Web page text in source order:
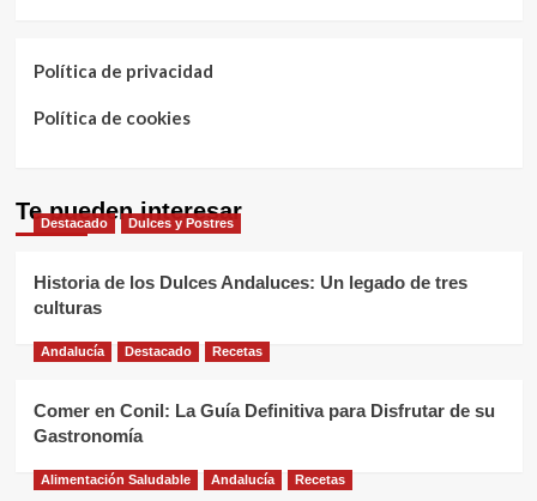
Política de privacidad
Política de cookies
Te pueden interesar
Destacado Dulces y Postres
Historia de los Dulces Andaluces: Un legado de tres
culturas
Andalucía Destacado Recetas
Comer en Conil: La Guía Definitiva para Disfrutar de su
Gastronomía
Alimentación Saludable Andalucía Recetas